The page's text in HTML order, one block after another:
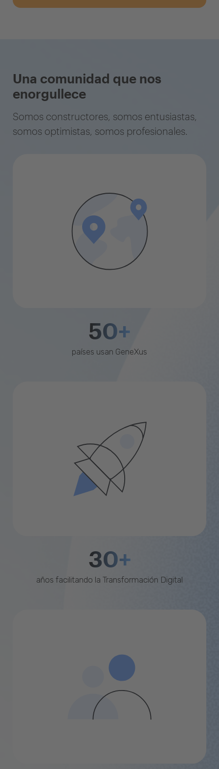
Una comunidad que nos
enorgullece
Somos constructores, somos entusiastas,
somos optimistas, somos profesionales.
50+
países usan GeneXus
30+
años facilitando la Transformación Digital